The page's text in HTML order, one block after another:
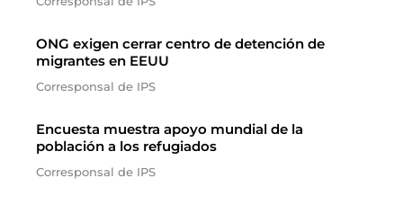
ONG exigen cerrar centro de detención de
migrantes en EEUU
Corresponsal de IPS
Encuesta muestra apoyo mundial de la
población a los refugiados
Corresponsal de IPS